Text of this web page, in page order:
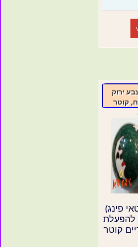
ירוק
קוטר
פינג)
להפעלת
קוטר